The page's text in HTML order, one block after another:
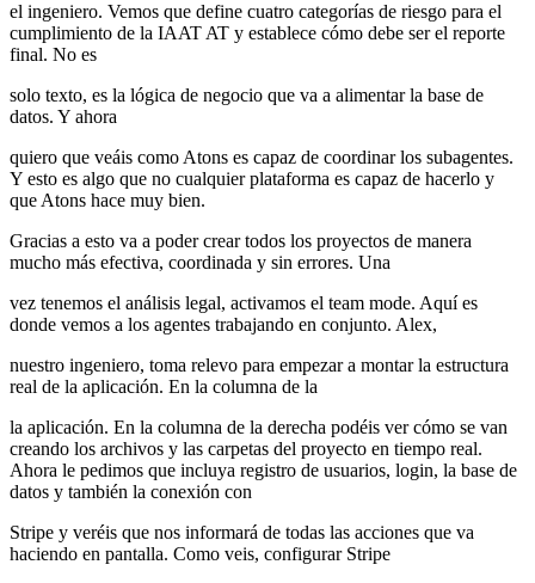
el ingeniero. Vemos que define cuatro categorías de riesgo para el
cumplimiento de la IAAT AT y establece cómo debe ser el reporte
final. No es
solo texto, es la lógica de negocio que va a alimentar la base de
datos. Y ahora
quiero que veáis como Atons es capaz de coordinar los subagentes.
Y esto es algo que no cualquier plataforma es capaz de hacerlo y
que Atons hace muy bien.
Gracias a esto va a poder crear todos los proyectos de manera
mucho más efectiva, coordinada y sin errores. Una
vez tenemos el análisis legal, activamos el team mode. Aquí es
donde vemos a los agentes trabajando en conjunto. Alex,
nuestro ingeniero, toma relevo para empezar a montar la estructura
real de la aplicación. En la columna de la
la aplicación. En la columna de la derecha podéis ver cómo se van
creando los archivos y las carpetas del proyecto en tiempo real.
Ahora le pedimos que incluya registro de usuarios, login, la base de
datos y también la conexión con
Stripe y veréis que nos informará de todas las acciones que va
haciendo en pantalla. Como veis, configurar Stripe